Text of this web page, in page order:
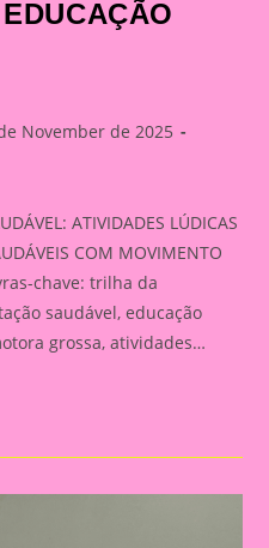
November de 2025
ATIVIDADES LÚDICAS
COM MOVIMENTO
chave: trilha da
saudável, educação
grossa, atividades…